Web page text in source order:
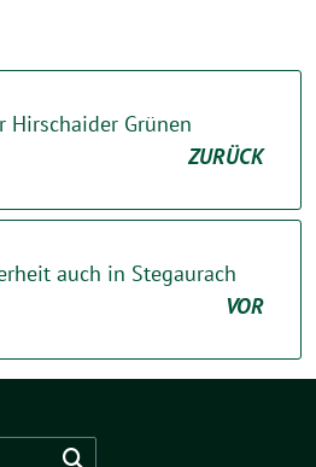
Hirschaider Grünen
ZURÜCK
auch in Stegaurach
VOR